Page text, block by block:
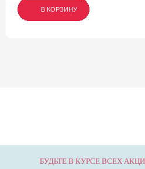
В КОРЗИНУ
В КОРЗИНУ
В КОРЗИНУ
БУДЬТЕ В КУРСЕ ВСЕХ